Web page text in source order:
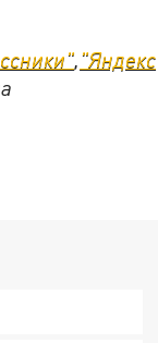
, "Яндекс